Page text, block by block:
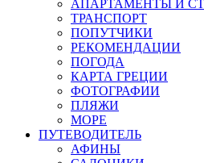
АПАРТАМЕНТЫ И
ТРАНСПОРТ
ПОПУТЧИКИ
РЕКОМЕНДАЦИИ
ПОГОДА
КАРТА ГРЕЦИИ
ФОТОГРАФИИ
ПЛЯЖИ
МОРЕ
ПУТЕВОДИТЕЛЬ
АФИНЫ